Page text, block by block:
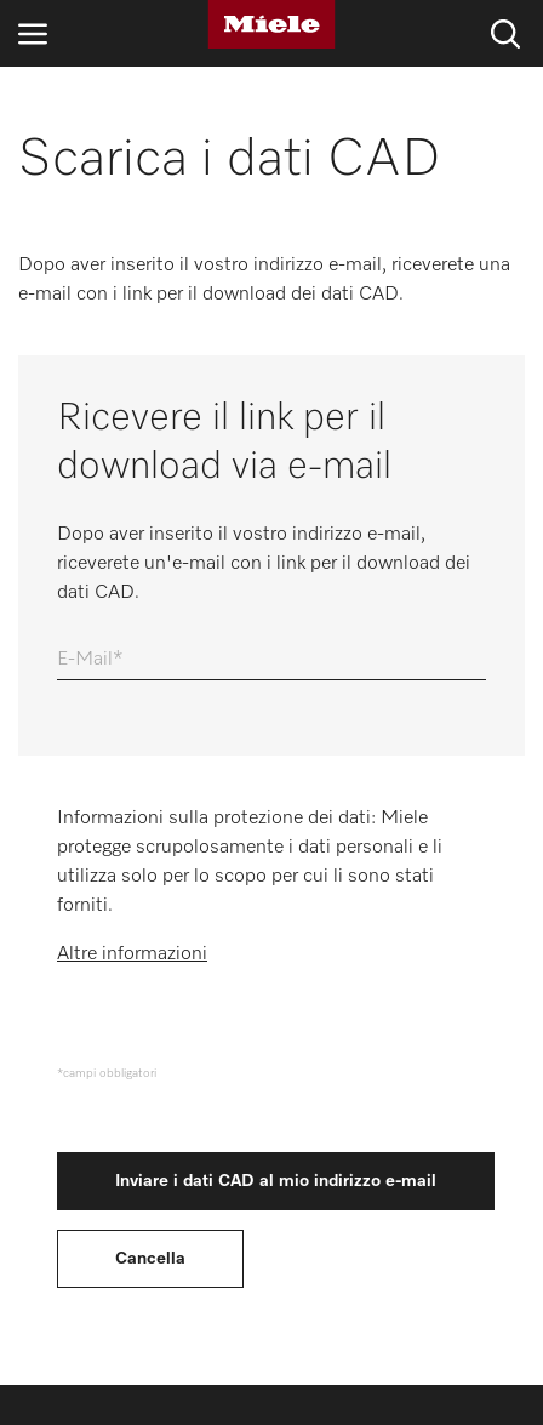
SETTORI
PRODOTTI
PRIVATI
Promemoria
Scarica i dati CAD
Dopo aver inserito il vostro indirizzo e-mail, riceverete una
e-mail con i link per il download dei dati CAD.
Ricevere il link per il
download via e-mail
Dopo aver inserito il vostro indirizzo e-mail,
riceverete un'e-mail con i link per il download dei
dati CAD.
E-Mail
Informazioni sulla protezione dei dati: Miele
protegge scrupolosamente i dati personali e li
utilizza solo per lo scopo per cui li sono stati
forniti.
Altre informazioni
*campi obbligatori